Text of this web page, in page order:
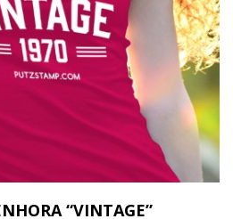
“VINTAGE”